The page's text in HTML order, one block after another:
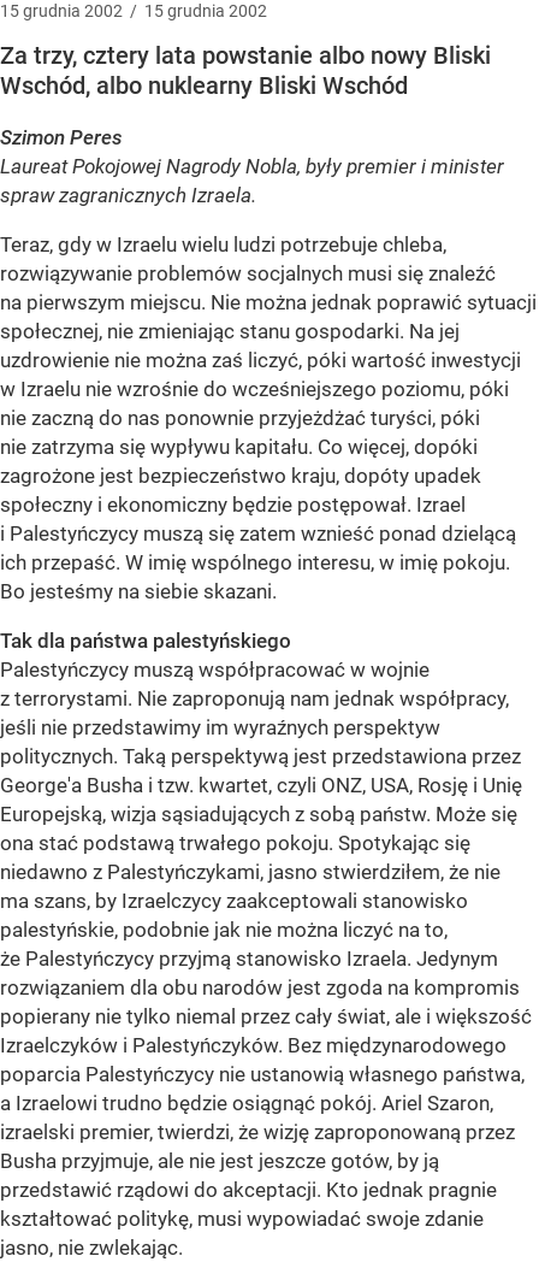
15grudnia 2002 / 15grudnia 2002
Za trzy, cztery lata powstanie albo nowy Bliski
Wschód, albo nuklearny Bliski Wschód
Szimon Peres
Laureat Pokojowej Nagrody Nobla, były premier i minister
spraw zagranicznych Izraela.
Teraz, gdy w Izraelu wielu ludzi potrzebuje chleba,
rozwiązywanie problemów socjalnych musi się znaleźć
na pierwszym miejscu. Nie można jednak poprawić sytuacji
społecznej, nie zmieniając stanu gospodarki. Na jej
uzdrowienie nie można zaś liczyć, póki wartość inwestycji
w Izraelu nie wzrośnie do wcześniejszego poziomu, póki
nie zaczną do nas ponownie przyjeżdżać turyści, póki
nie zatrzyma się wypływu kapitału. Co więcej, dopóki
zagrożone jest bezpieczeństwo kraju, dopóty upadek
społeczny i ekonomiczny będzie postępował. Izrael
i Palestyńczycy muszą się zatem wznieść ponad dzielącą
ich przepaść. W imię wspólnego interesu, w imię pokoju.
Bo jesteśmy na siebie skazani.
Tak dla państwa palestyńskiego
Palestyńczycy muszą współpracować w wojnie
z terrorystami. Nie zaproponują nam jednak współpracy,
jeśli nie przedstawimy im wyraźnych perspektyw
politycznych. Taką perspektywą jest przedstawiona przez
George'a Busha i tzw. kwartet, czyli ONZ, USA, Rosję i Unię
Europejską, wizja sąsiadujących z sobą państw. Może się
ona stać podstawą trwałego pokoju. Spotykając się
niedawno z Palestyńczykami, jasno stwierdziłem, że nie
ma szans, by Izraelczycy zaakceptowali stanowisko
palestyńskie, podobnie jak nie można liczyć na to,
że Palestyńczycy przyjmą stanowisko Izraela. Jedynym
rozwiązaniem dla obu narodów jest zgoda na kompromis
popierany nie tylko niemal przez cały świat, ale i większość
Izraelczyków i Palestyńczyków. Bez międzynarodowego
poparcia Palestyńczycy nie ustanowią własnego państwa,
a Izraelowi trudno będzie osiągnąć pokój. Ariel Szaron,
izraelski premier, twierdzi, że wizję zaproponowaną przez
Busha przyjmuje, ale nie jest jeszcze gotów, by ją
przedstawić rządowi do akceptacji. Kto jednak pragnie
kształtować politykę, musi wypowiadać swoje zdanie
jasno, nie zwlekając.